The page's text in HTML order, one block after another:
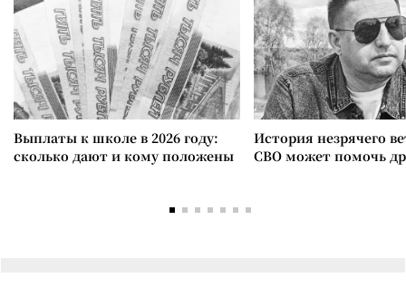
Выплаты к школе в 2026 году:
сколько дают и кому положены
История незрячего
СВО может помочь